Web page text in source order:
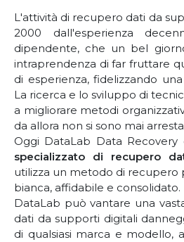
L'attività di recupero dati da
2000 dall'esperienza
dipendente, che un bel
intraprendenza di far fruttare
di esperienza, fidelizzando
La ricerca e lo sviluppo di
a migliorare metodi
da allora non si sono mai
Oggi DataLab Data
specializzato di recupero
utilizza un metodo di recupero
bianca, affidabile e consolidato.
DataLab può vantare una
dati da supporti digitali
di qualsiasi marca e modello,